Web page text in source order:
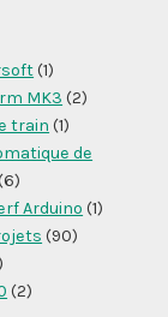
(1)
MK3 (2)
train (1)
de
Arduino (1)
(90)
(2)